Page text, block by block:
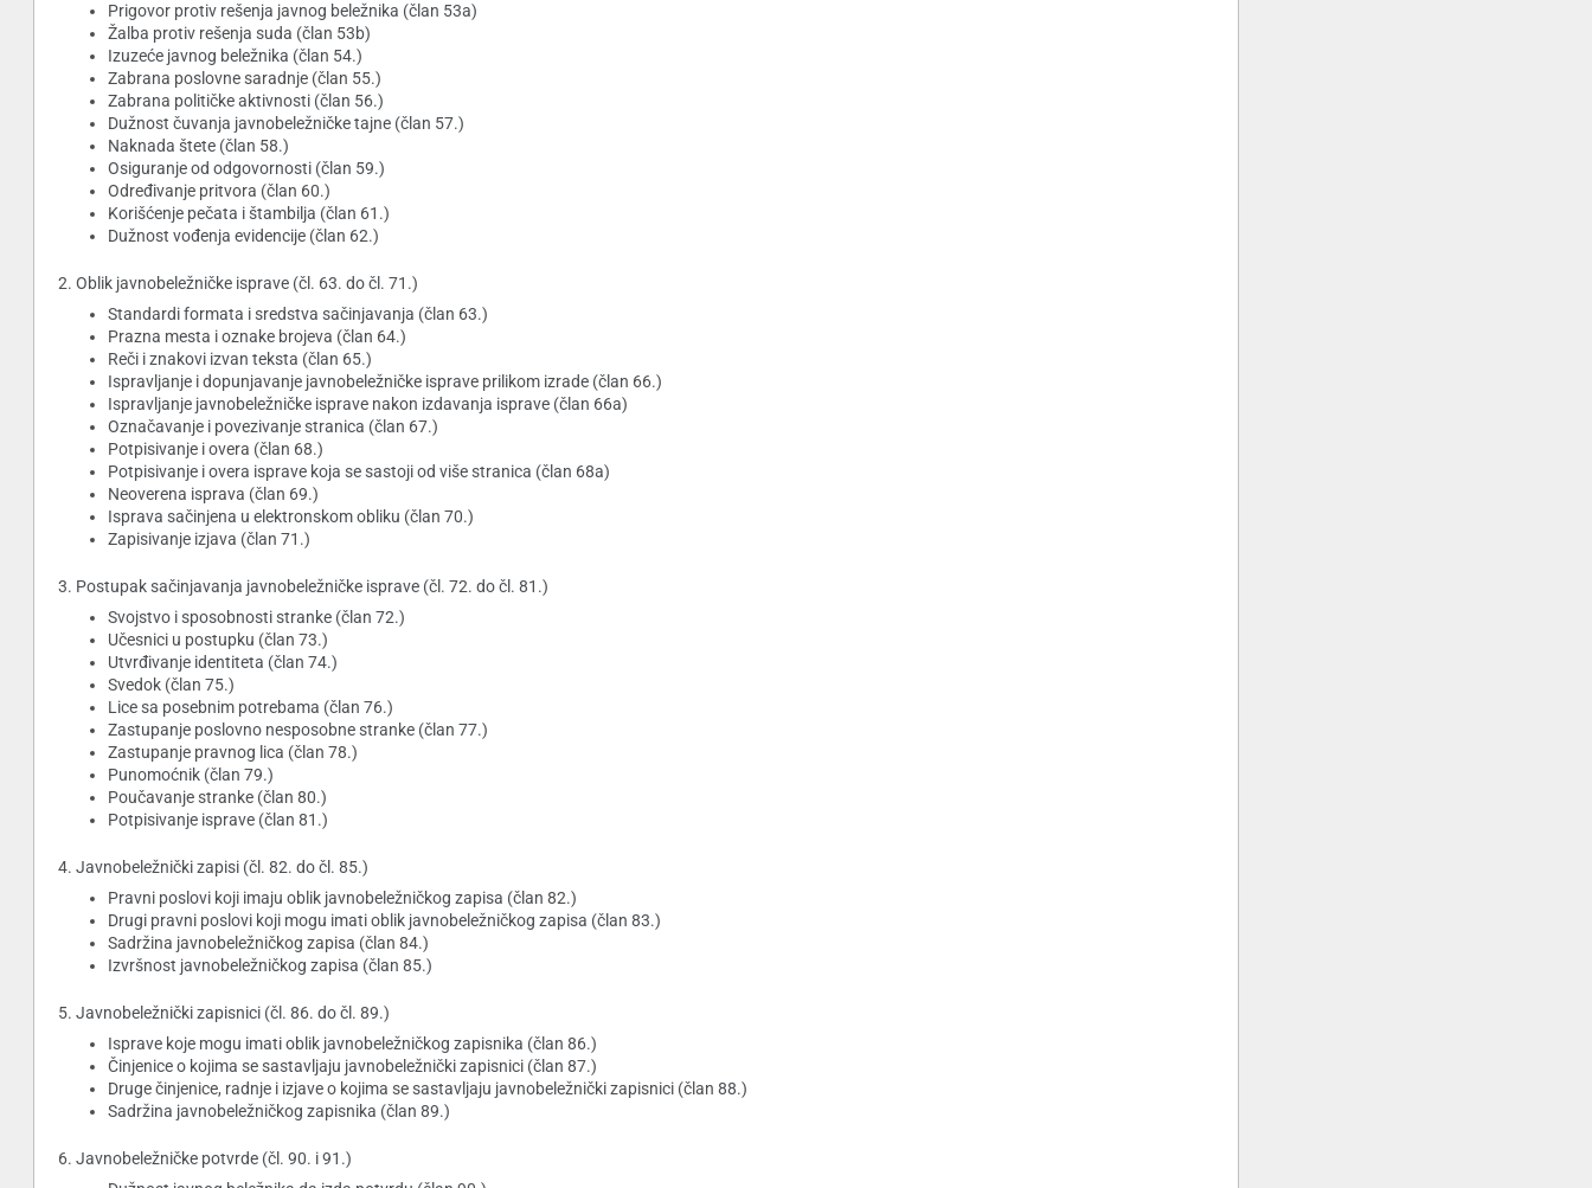
Prigovor protiv rešenja javnog beležnika (član 53a)
Žalba protiv rešenja suda (član 53b)
Izuzeće javnog beležnika (član 54.)
Zabrana poslovne saradnje (član 55.)
Zabrana političke aktivnosti (član 56.)
Dužnost čuvanja javnobeležničke tajne (član 57.)
Naknada štete (član 58.)
Osiguranje od odgovornosti (član 59.)
Određivanje pritvora (član 60.)
Korišćenje pečata i štambilja (član 61.)
Dužnost vođenja evidencije (član 62.)
2. Oblik javnobeležničke isprave (čl. 63. do čl. 71.)
Standardi formata i sredstva sačinjavanja (član 63.)
Prazna mesta i oznake brojeva (član 64.)
Reči i znakovi izvan teksta (član 65.)
Ispravljanje i dopunjavanje javnobeležničke isprave prilikom izrade (član 66.)
Ispravljanje javnobeležničke isprave nakon izdavanja isprave (član 66a)
Označavanje i povezivanje stranica (član 67.)
Potpisivanje i overa (član 68.)
Potpisivanje i overa isprave koja se sastoji od više stranica (član 68a)
Neoverena isprava (član 69.)
Isprava sačinjena u elektronskom obliku (član 70.)
Zapisivanje izjava (član 71.)
3. Postupak sačinjavanja javnobeležničke isprave (čl. 72. do čl. 81.)
Svojstvo i sposobnosti stranke (član 72.)
Učesnici u postupku (član 73.)
Utvrđivanje identiteta (član 74.)
Svedok (član 75.)
Lice sa posebnim potrebama (član 76.)
Zastupanje poslovno nesposobne stranke (član 77.)
Zastupanje pravnog lica (član 78.)
Punomoćnik (član 79.)
Poučavanje stranke (član 80.)
Potpisivanje isprave (član 81.)
4. Javnobeležnički zapisi (čl. 82. do čl. 85.)
Pravni poslovi koji imaju oblik javnobeležničkog zapisa (član 82.)
Drugi pravni poslovi koji mogu imati oblik javnobeležničkog zapisa (član 83.)
Sadržina javnobeležničkog zapisa (član 84.)
Izvršnost javnobeležničkog zapisa (član 85.)
5. Javnobeležnički zapisnici (čl. 86. do čl. 89.)
Isprave koje mogu imati oblik javnobeležničkog zapisnika (član 86.)
Činjenice o kojima se sastavljaju javnobeležnički zapisnici (član 87.)
Druge činjenice, radnje i izjave o kojima se sastavljaju javnobeležnički zapisnici (član 88.)
Sadržina javnobeležničkog zapisnika (član 89.)
6. Javnobeležničke potvrde (čl. 90. i 91.)